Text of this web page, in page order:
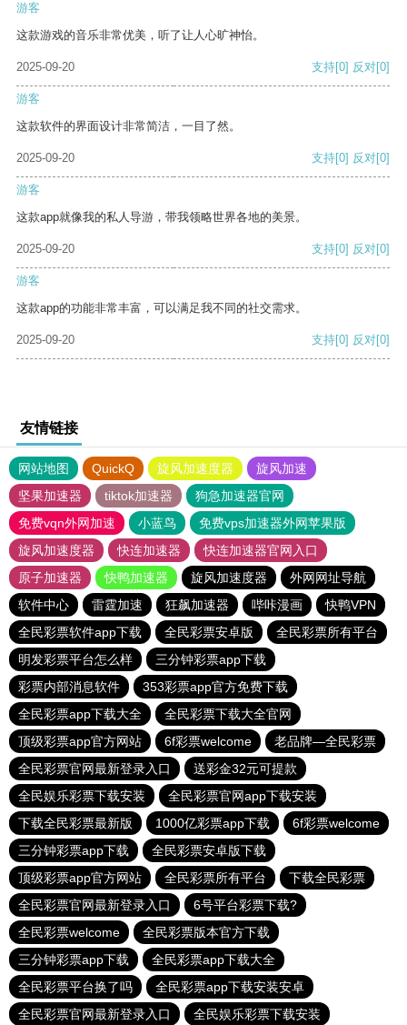
游客
这款游戏的音乐非常优美，听了让人心旷神怡。
2025-09-20 支持[0] 反对[0]
游客
这款软件的界面设计非常简洁，一目了然。
2025-09-20 支持[0] 反对[0]
游客
这款app就像我的私人导游，带我领略世界各地的美景。
2025-09-20 支持[0] 反对[0]
游客
这款app的功能非常丰富，可以满足我不同的社交需求。
2025-09-20 支持[0] 反对[0]
友情链接
网站地图 QuickQ 旋风加速度器
旋风加速
坚果加速器
tiktok加速器
狗急加速器官网
免费vqn外网加速
小蓝鸟
免费vps加速器外网苹果版
旋风加速度器
快连加速器
快连加速器官网入口
原子加速器
快鸭加速器 旋风加速度器
外网网址导航
软件中心
雷霆加速 狂飙加速器 哔咔漫画
快鸭VPN
全民彩票软件app下载
全民彩票安卓版
全民彩票所有平台
明发彩票平台怎么样
三分钟彩票app下载
彩票内部消息软件
353彩票app官方免费下载
全民彩票app下载大全
全民彩票下载大全官网
顶级彩票app官方网站
6f彩票welcome
老品牌—全民彩票
全民彩票官网最新登录入口
送彩金32元可提款
全民娱乐彩票下载安装
全民彩票官网app下载安装
下载全民彩票最新版
1000亿彩票app下载
6f彩票welcome
三分钟彩票app下载
全民彩票安卓版下载
顶级彩票app官方网站
全民彩票所有平台
下载全民彩票
全民彩票官网最新登录入口
6号平台彩票下载?
全民彩票welcome
全民彩票版本官方下载
三分钟彩票app下载
全民彩票app下载大全
全民彩票平台换了吗
全民彩票app下载安装安卓
全民彩票官网最新登录入口
全民娱乐彩票下载安装